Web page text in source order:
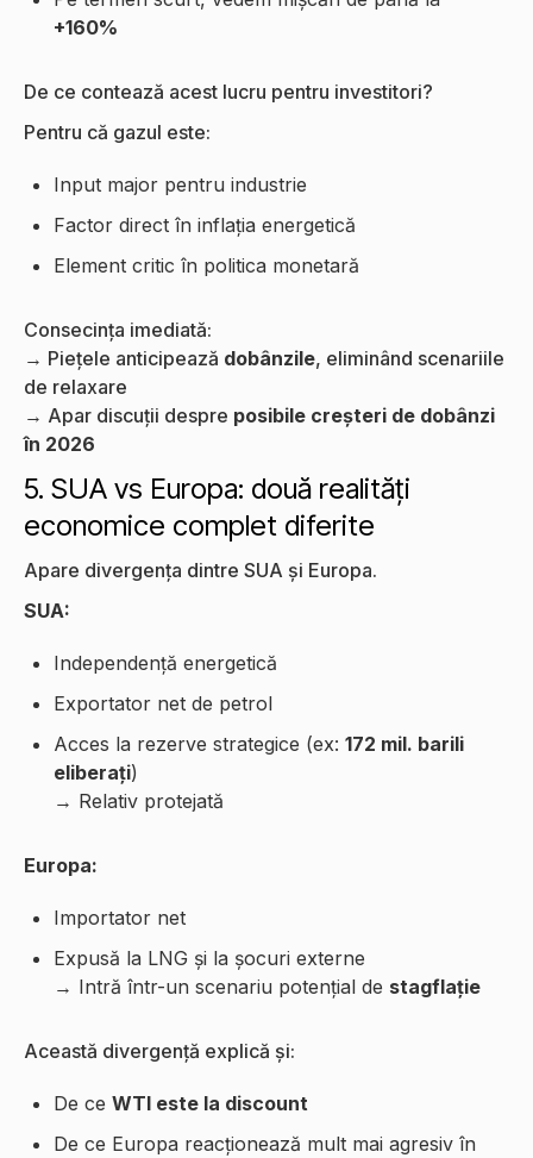
+160%
De ce contează acest lucru pentru investitori?
Pentru că gazul este:
Input major pentru industrie
Factor direct în inflația energetică
Element critic în politica monetară
Consecința imediată:
→ Piețele anticipează dobânzile, eliminând scenariile
de relaxare
→ Apar discuții despre posibile creșteri de dobânzi
în 2026
5. SUA vs Europa: două realități
economice complet diferite
Apare divergența dintre SUA și Europa.
SUA:
Independență energetică
Exportator net de petrol
Acces la rezerve strategice (ex: 172 mil. barili
eliberați)
→ Relativ protejată
Europa:
Importator net
Expusă la LNG și la șocuri externe
→ Intră într-un scenariu potențial de stagflație
Această divergență explică și:
De ce WTI este la discount
De ce Europa reacționează mult mai agresiv în